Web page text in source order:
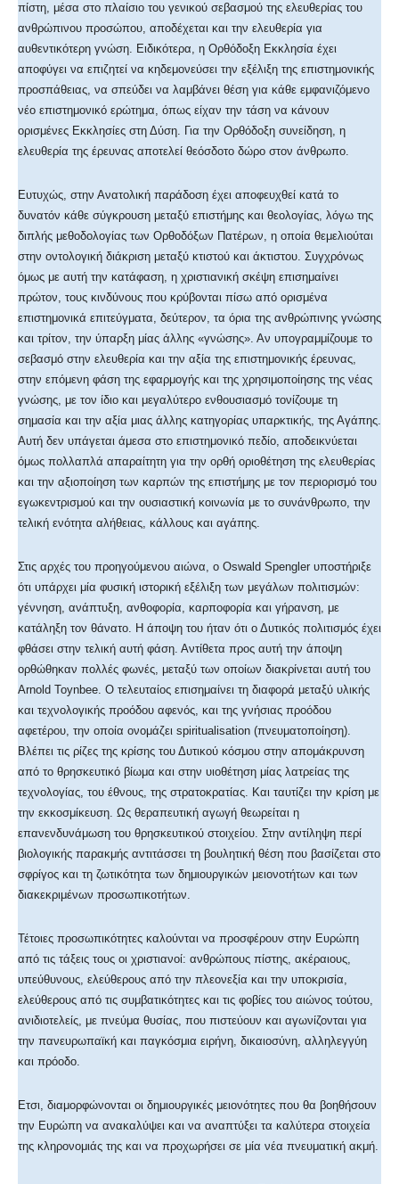
πίστη, μέσα στο πλαίσιο του γενικού σεβασμού της ελευθερίας του
ανθρώπινου προσώπου, αποδέχεται και την ελευθερία για
αυθεντικότερη γνώση. Ειδικότερα, η Ορθόδοξη Εκκλησία έχει
αποφύγει να επιζητεί να κηδεμονεύσει την εξέλιξη της επιστημονικής
προσπάθειας, να σπεύδει να λαμβάνει θέση για κάθε εμφανιζόμενο
νέο επιστημονικό ερώτημα, όπως είχαν την τάση να κάνουν
ορισμένες Εκκλησίες στη Δύση. Για την Ορθόδοξη συνείδηση, η
ελευθερία της έρευνας αποτελεί θεόσδοτο δώρο στον άνθρωπο.
Ευτυχώς, στην Ανατολική παράδοση έχει αποφευχθεί κατά το
δυνατόν κάθε σύγκρουση μεταξύ επιστήμης και θεολογίας, λόγω της
διπλής μεθοδολογίας των Ορθοδόξων Πατέρων, η οποία θεμελιούται
στην οντολογική διάκριση μεταξύ κτιστού και άκτιστου. Συγχρόνως
όμως με αυτή την κατάφαση, η χριστιανική σκέψη επισημαίνει
πρώτον, τους κινδύνους που κρύβονται πίσω από ορισμένα
επιστημονικά επιτεύγματα, δεύτερον, τα όρια της ανθρώπινης γνώσης
και τρίτον, την ύπαρξη μίας άλλης «γνώσης». Αν υπογραμμίζουμε το
σεβασμό στην ελευθερία και την αξία της επιστημονικής έρευνας,
στην επόμενη φάση της εφαρμογής και της χρησιμοποίησης της νέας
γνώσης, με τον ίδιο και μεγαλύτερο ενθουσιασμό τονίζουμε τη
σημασία και την αξία μιας άλλης κατηγορίας υπαρκτικής, της Αγάπης.
Αυτή δεν υπάγεται άμεσα στο επιστημονικό πεδίο, αποδεικνύεται
όμως πολλαπλά απαραίτητη για την ορθή οριοθέτηση της ελευθερίας
και την αξιοποίηση των καρπών της επιστήμης με τον περιορισμό του
εγωκεντρισμού και την ουσιαστική κοινωνία με το συνάνθρωπο, την
τελική ενότητα αλήθειας, κάλλους και αγάπης.
Στις αρχές του προηγούμενου αιώνα, ο Oswald Spengler υποστήριξε
ότι υπάρχει μία φυσική ιστορική εξέλιξη των μεγάλων πολιτισμών:
γέννηση, ανάπτυξη, ανθοφορία, καρποφορία και γήρανση, με
κατάληξη τον θάνατο. Η άποψη του ήταν ότι ο Δυτικός πολιτισμός έχει
φθάσει στην τελική αυτή φάση. Αντίθετα προς αυτή την άποψη
ορθώθηκαν πολλές φωνές, μεταξύ των οποίων διακρίνεται αυτή του
Arnold Toynbee. Ο τελευταίος επισημαίνει τη διαφορά μεταξύ υλικής
και τεχνολογικής προόδου αφενός, και της γνήσιας προόδου
αφετέρου, την οποία ονομάζει spiritualisation (πνευματοποίηση).
Βλέπει τις ρίζες της κρίσης του Δυτικού κόσμου στην απομάκρυνση
από το θρησκευτικό βίωμα και στην υιοθέτηση μίας λατρείας της
τεχνολογίας, του έθνους, της στρατοκρατίας. Και ταυτίζει την κρίση με
την εκκοσμίκευση. Ως θεραπευτική αγωγή θεωρείται η
επανενδυνάμωση του θρησκευτικού στοιχείου. Στην αντίληψη περί
βιολογικής παρακμής αντιτάσσει τη βουλητική θέση που βασίζεται στο
σφρίγος και τη ζωτικότητα των δημιουργικών μειονοτήτων και των
διακεκριμένων προσωπικοτήτων.
Τέτοιες προσωπικότητες καλούνται να προσφέρουν στην Ευρώπη
από τις τάξεις τους οι χριστιανοί: ανθρώπους πίστης, ακέραιους,
υπεύθυνους, ελεύθερους από την πλεονεξία και την υποκρισία,
ελεύθερους από τις συμβατικότητες και τις φοβίες του αιώνος τούτου,
ανιδιοτελείς, με πνεύμα θυσίας, που πιστεύουν και αγωνίζονται για
την πανευρωπαϊκή και παγκόσμια ειρήνη, δικαιοσύνη, αλληλεγγύη
και πρόοδο.
Ετσι, διαμορφώνονται οι δημιουργικές μειονότητες που θα βοηθήσουν
την Ευρώπη να ανακαλύψει και να αναπτύξει τα καλύτερα στοιχεία
της κληρονομιάς της και να προχωρήσει σε μία νέα πνευματική ακμή.